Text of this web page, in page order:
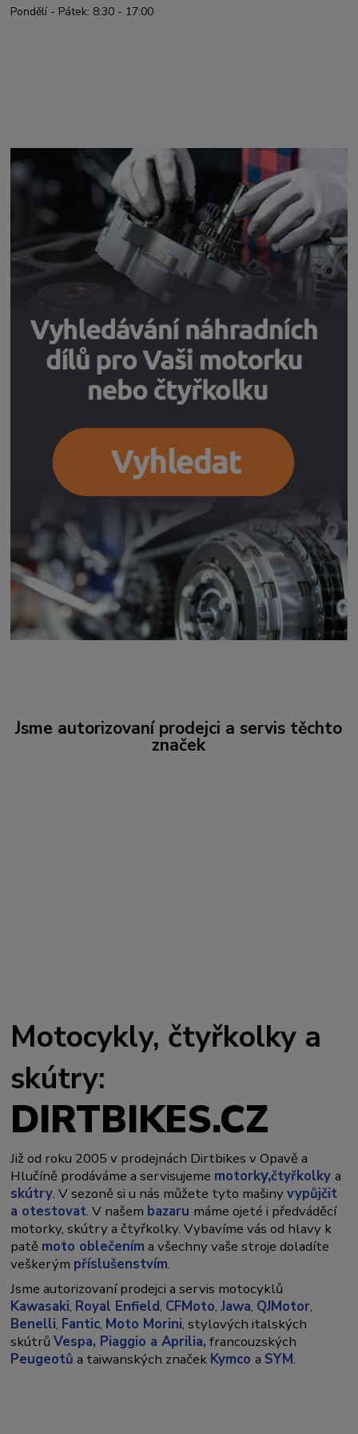
Pondělí - Pátek: 8:30 - 17:00
Jsme autorizovaní prodejci a servis těchto
značek
Motocykly, čtyřkolky a
skútry:
DIRTBIKES.CZ
Již od roku 2005 v prodejnách Dirtbikes v Opavě a
Hlučíně prodáváme a servisujeme motorky,čtyřkolkya
skútry. V sezoně si u nás můžete tyto mašinyvypůjčit
a otestovat. V našem bazaru máme ojeté i předváděcí
motorky, skútry a čtyřkolky. Vybavíme vás od hlavy k
patě moto oblečením a všechny vaše stroje doladíte
veškerým příslušenstvím.
Jsme autorizovaní prodejci a servis motocyklů
Kawasaki, Royal Enfield, CFMoto,Jawa, QJMotor,
Benelli, Fantic, Moto Morini, stylových italských
skútrůVespa, Piaggio a Aprilia, francouzských
Peugeotů a taiwanských značek Kymcoa SYM.